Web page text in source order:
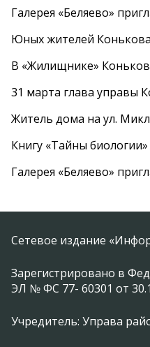
Галерея «Беляево»
Юных жителей
В «Жилищнике»
31 марта глава управы
Житель дома на ул.
Книгу «Тайны
Галерея «Беляево»
Сетевое издание
Зарегистрировано в
ЭЛ № ФС 77- 60301 от
Учредитель: Управа